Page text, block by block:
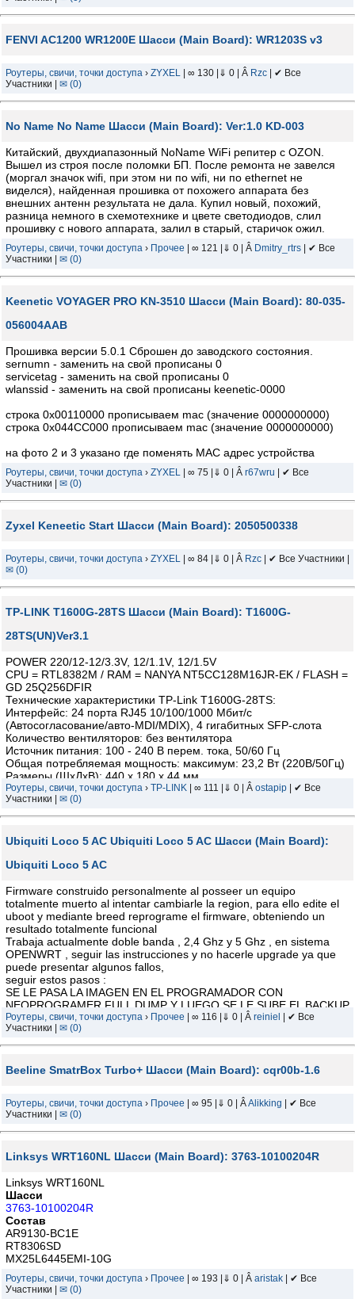
FENVI AC1200 WR1200E Шасси (Main Board): WR1203S v3
Роутеры, свичи, точки доступа › ZYXEL | ∞ 130 |⇓ 0 | Â Rzc | ✔ Все
Участники | ✉ (0)
No Name No Name Шасси (Main Board): Ver:1.0 KD-003
Китайский, двухдиапазонный NoName WiFi репитер с OZON.
Вышел из строя после поломки БП. После ремонта не завелся
(моргал значок wifi, при этом ни по wifi, ни по ethernet не
виделся), найденная прошивка от похожего аппарата без
внешних антенн результата не дала. Купил новый, похожий,
разница немного в схемотехнике и цвете светодиодов, слил
прошивку с нового аппарата, залил в старый, старичок ожил.
Роутеры, свичи, точки доступа › Прочее | ∞ 121 |⇓ 0 | Â Dmitry_rtrs | ✔ Все
Участники | ✉ (0)
Keenetic VOYAGER PRO KN-3510 Шасси (Main Board): 80-035-
056004AAB
Прошивка версии 5.0.1 Сброшен до заводского состояния.
sernumn - заменить на свой прописаны 0
servicetag - заменить на свой прописаны 0
wlanssid - заменить на свой прописаны keenetic-0000
строка 0x00110000 прописываем mac (значение 0000000000)
строка 0x044CC000 прописываем mac (значение 0000000000)
на фото 2 и 3 указано где поменять MAC адрес устройства
Роутеры, свичи, точки доступа › ZYXEL | ∞ 75 |⇓ 0 | Â r67wru | ✔ Все
Участники | ✉ (0)
Zyxel Keneetic Start Шасси (Main Board): 2050500338
Роутеры, свичи, точки доступа › ZYXEL | ∞ 84 |⇓ 0 | Â Rzc | ✔ Все Участники |
✉ (0)
TP-LINK T1600G-28TS Шасси (Main Board): T1600G-
28TS(UN)Ver3.1
POWER 220/12-12/3.3V, 12/1.1V, 12/1.5V
CPU = RTL8382M / RAM = NANYA NT5CC128M16JR-EK / FLASH =
GD 25Q256DFIR
Технические характеристики TP-Link T1600G-28TS:
Интерфейс: 24 порта RJ45 10/100/1000 Мбит/с
(Автосогласование/авто-MDI/MDIX), 4 гигабитных SFP-слота
Количество вентиляторов: без вентилятора
Источник питания: 100 - 240 В перем. тока, 50/60 Гц
Общая потребляемая мощность: максимум: 23,2 Вт (220В/50Гц)
Размеры (ШхДхВ): 440 х 180 х 44 мм
Роутеры, свичи, точки доступа › TP-LINK | ∞ 111 |⇓ 0 | Â ostapip | ✔ Все
Участники | ✉ (0)
Ubiquiti Loco 5 AC Ubiquiti Loco 5 AC Шасси (Main Board):
Ubiquiti Loco 5 AC
Firmware construido personalmente al posseer un equipo
totalmente muerto al intentar cambiarle la region, para ello edite el
uboot y mediante breed reprograme el firmware, obteniendo un
resultado totalmente funcional
Trabaja actualmente doble banda , 2,4 Ghz y 5 Ghz , en sistema
OPENWRT , seguir las instrucciones y no hacerle upgrade ya que
puede presentar algunos fallos,
seguir estos pasos :
SE LE PASA LA IMAGEN EN EL PROGRAMADOR CON
NEOPROGRAMER FULL DUMP Y LUEGO SE LE SUBE EL BACKUP
TRABAJANDO BIEN CONTRASEÑA 1234 CREO O 112233
Роутеры, свичи, точки доступа › Прочее | ∞ 116 |⇓ 0 | Â reiniel
| ✔ Все
Участники | ✉ (0)
Beeline SmatrBox Turbo+ Шасси (Main Board): cqr00b-1.6
Роутеры, свичи, точки доступа › Прочее | ∞ 95 |⇓ 0 | ÂAlikking | ✔ Все
Участники | ✉ (0)
Linksys WRT160NL Шасси (Main Board): 3763-10100204R
Linksys WRT160NL
Шасси
3763-10100204R
Состав
AR9130-BC1E
RT8306SD
MX25L6445EMI-10G
Роутеры, свичи, точки доступа › Прочее | ∞ 193 |⇓ 0 | Â aristak | ✔ Все
Участники | ✉ (0)